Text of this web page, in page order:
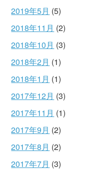
2019年5月 (5)
2018年11月 (2)
2018年10月 (3)
2018年2月 (1)
2018年1月 (1)
2017年12月 (3)
2017年11月 (1)
2017年9月 (2)
2017年8月 (2)
2017年7月 (3)